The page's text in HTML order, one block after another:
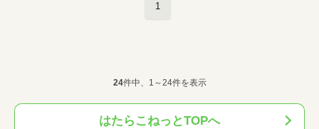
1
24件中、1～24件を表示
はたらこねっとTOPへ